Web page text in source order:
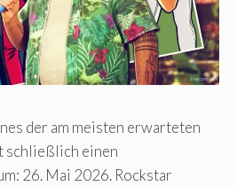
der am meisten erwarteten
schließlich einen
26. Mai 2026. Rockstar